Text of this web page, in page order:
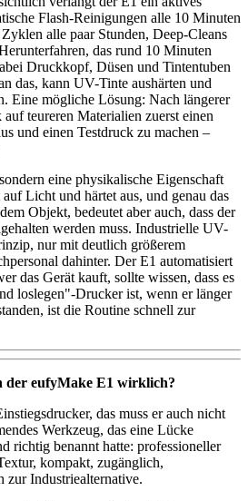
Flash-Reinigungen alle 10 Minuten
alle paar Stunden, Deep-Cleans
das rund 10 Minuten
Druckkopf, Düsen und Tintentuben
das, kann UV-Tinte aushärten und
Eine mögliche Lösung: Nach längerer
teureren Materialien zuerst einen
und einen Testdruck zu machen –
eine physikalische Eigenschaft
Licht und härtet aus, und genau das
Objekt, bedeutet aber auch, dass der
werden muss. Industrielle UV-
nur mit deutlich größerem
dahinter. Der E1 automatisiert
das Gerät kauft, sollte wissen, dass es
loslegen"-Drucker ist, wenn er länger
ist die Routine schnell zur
der eufyMake E1 wirklich?
das muss er auch nicht
Werkzeug, das eine Lücke
richtig benannt hatte: professioneller
kompakt, zugänglich,
zur Industriealternative.